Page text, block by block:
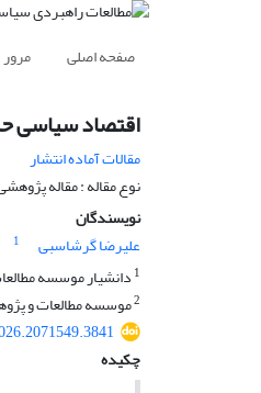
صفحه اصلی مرور
اقتصاد سیاسی
مقالات آماده انتشار
نوع مقاله : مقاله
نویسندگان
علیرضا گرشاسبی
1
1 دانشیار موسسه
2موسسه مطالعات و
چکیده